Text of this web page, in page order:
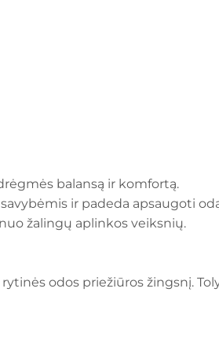
balansą ir komfortą.
ir padeda apsaugoti
žalingų aplinkos veiksnių.
odos priežiūros žingsnį.